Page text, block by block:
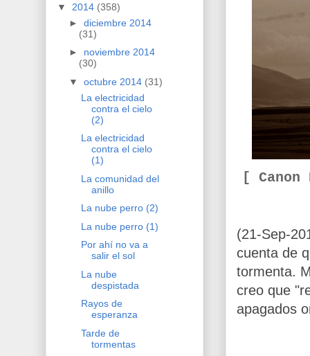
[
(21-Sep-
cuenta de
tormenta.
creo que
apagados
▼ 2014 (358)
► diciembre 2014
(31)
► noviembre 2014
(30)
▼ octubre 2014 (31)
La electricidad
contra el cielo
(2)
La electricidad
contra el cielo
(1)
La comunidad del
anillo
La nube perro (2)
La nube perro (1)
Por ahí no va a
salir el sol
La nube
despistada
Rayos de
esperanza
Tarde de
tormentas